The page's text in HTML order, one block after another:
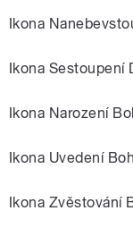
Ikona
Ikona Sestoupení
Ikona Narození
Ikona Uvedení
Ikona Zvěstování